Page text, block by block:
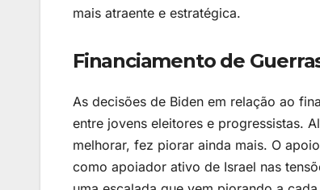
mais atraente e estratégica.
Financiamento de
As decisões de Biden em relação ao
entre jovens eleitores e progressistas.
melhorar, fez piorar ainda mais. O
como apoiador ativo de Israel nas